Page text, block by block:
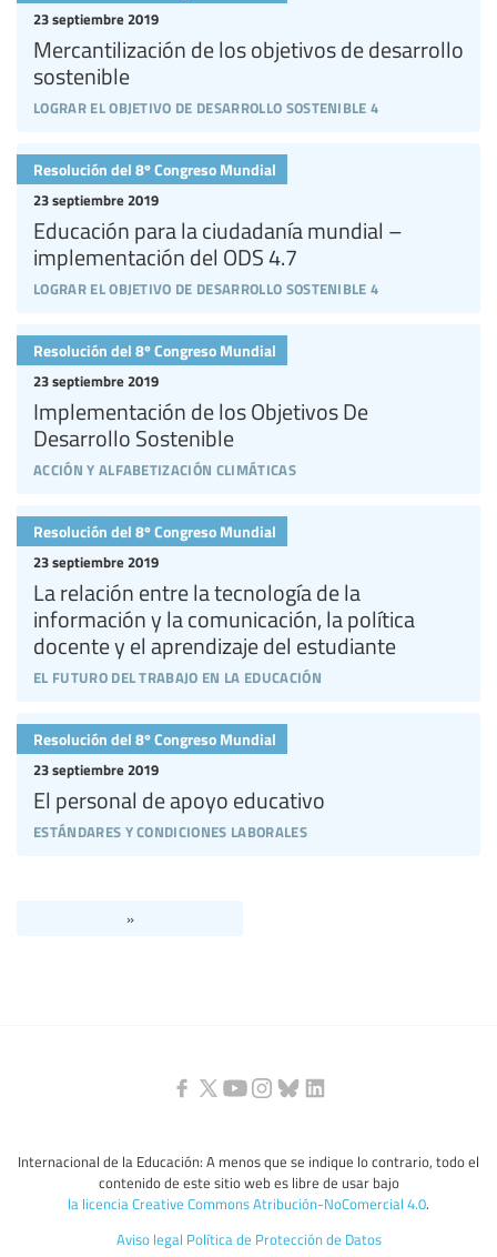
lograr el objetivo de desarrollo sostenible 4
23 septiembre 2019
Mercantilización de los objetivos de desarrollo
sostenible
lograr el objetivo de desarrollo sostenible 4
23 septiembre 2019
Educación para la ciudadanía mundial –
implementación del ODS 4.7
Resolución del 8º Congreso Mundial
acción y alfabetización climáticas
23 septiembre 2019
Implementación de los Objetivos De
Desarrollo Sostenible
Resolución del 8º Congreso Mundial
el futuro del trabajo en la educación
23 septiembre 2019
La relación entre la tecnología de la
información y la comunicación, la política
docente y el aprendizaje del estudiante
Resolución del 8º Congreso Mundial
estándares y condiciones laborales
23 septiembre 2019
El personal de apoyo educativo
Resolución del 8º Congreso Mundial
»
Internacional de la Educación: A menos que se indique lo contrario, todo el
contenido de este sitio web es libre de usar bajo
la licencia Creative Commons Atribución-NoComercial 4.0.
Aviso legal Política de Protección de Datos